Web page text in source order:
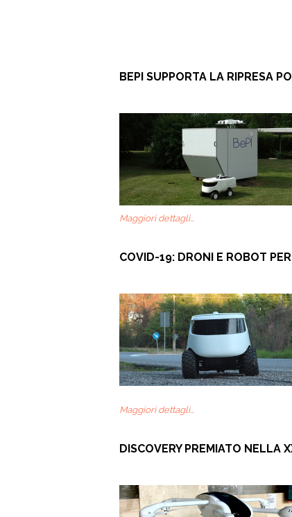
BEPI SUPPORTA LA RIPRESA
Maggiori dettagli…
COVID-19: DRONI E ROBOT
Maggiori dettagli…
DISCOVERY PREMIATO NELLA